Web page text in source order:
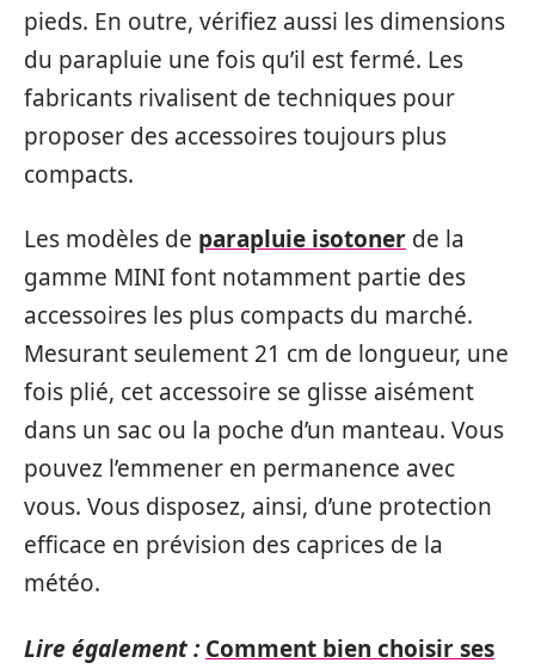
pieds. En outre, vérifiez aussi les dimensions
du parapluie une fois qu’il est fermé. Les
fabricants rivalisent de techniques pour
proposer des accessoires toujours plus
compacts.
Les modèles de parapluie isotoner de la
gamme MINI font notamment partie des
accessoires les plus compacts du marché.
Mesurant seulement 21 cm de longueur, une
fois plié, cet accessoire se glisse aisément
dans un sac ou la poche d’un manteau. Vous
pouvez l’emmener en permanence avec
vous. Vous disposez, ainsi, d’une protection
efficace en prévision des caprices de la
météo.
Lire également : Comment bien choisir ses